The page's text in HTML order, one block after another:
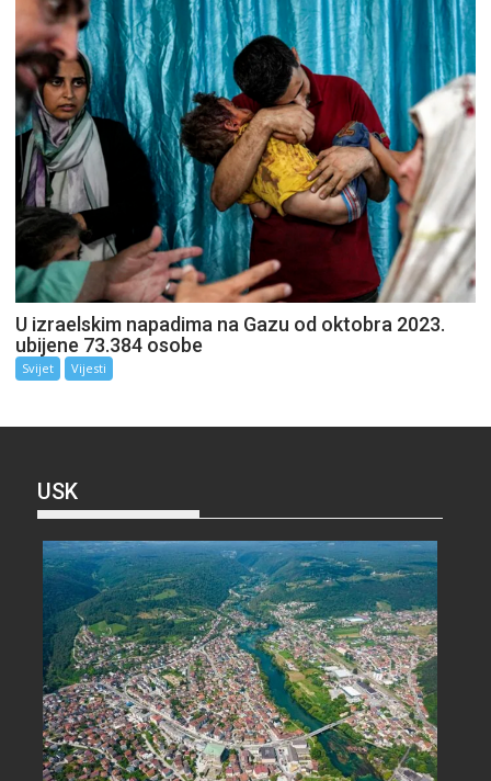
U izraelskim napadima na Gazu od oktobra 2023.
ubijene 73.384 osobe
Svijet Vijesti
USK